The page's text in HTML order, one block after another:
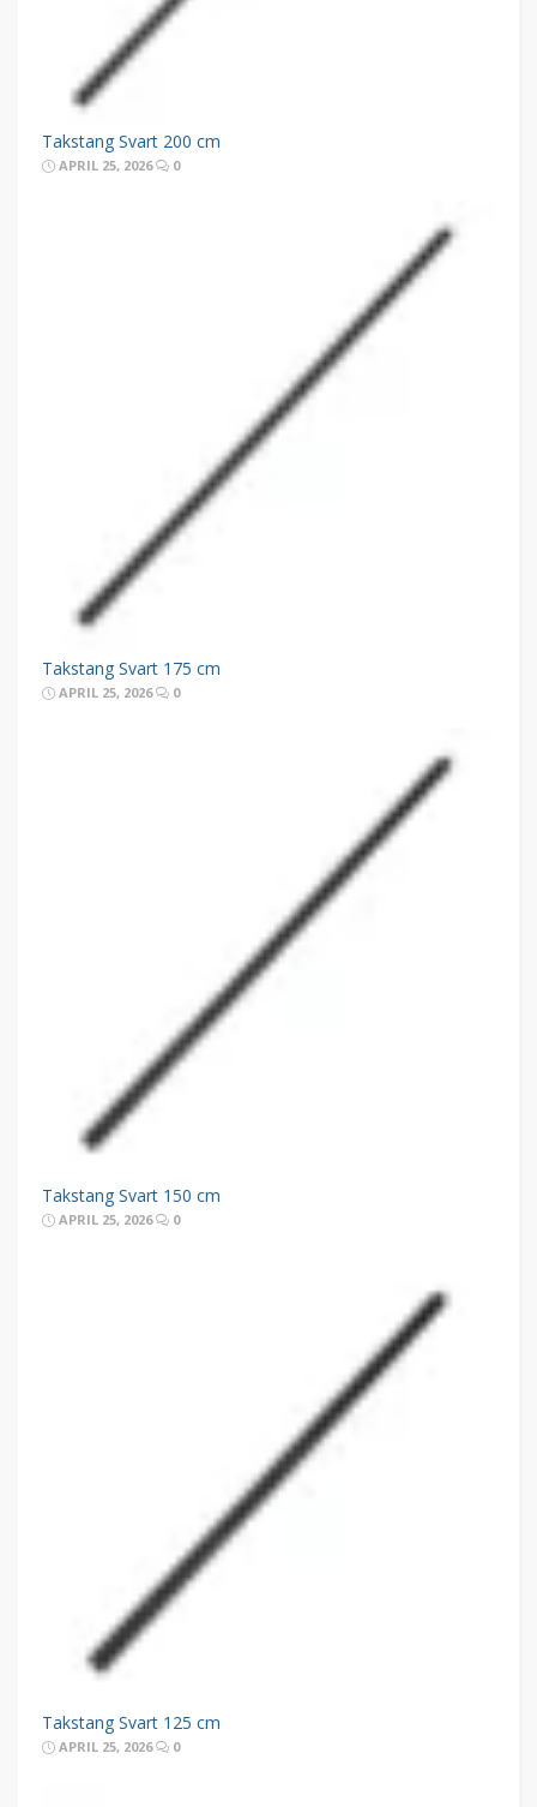
Takstang Svart 200 cm
APRIL 25, 2026 0
Takstang Svart 175 cm
APRIL 25, 2026 0
Takstang Svart 150 cm
APRIL 25, 2026 0
Takstang Svart 125 cm
APRIL 25, 2026 0